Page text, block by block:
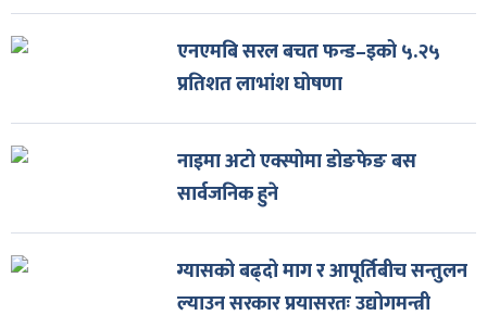
एनएमबि सरल बचत फन्ड–इको ५.२५
प्रतिशत लाभांश घोषणा
नाइमा अटो एक्स्पोमा डोङफेङ बस
सार्वजनिक हुने
ग्यासको बढ्दो माग र आपूर्तिबीच सन्तुलन
ल्याउन सरकार प्रयासरतः उद्योगमन्त्री